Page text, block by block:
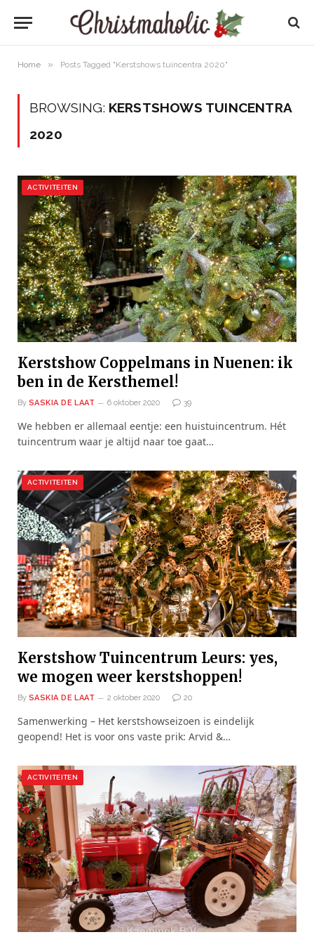
Home » Posts Tagged "Kerstshows tuincentra 2020"
BROWSING: KERSTSHOWS TUINCENTRA
2020
ACTIVITEITEN
Kerstshow Coppelmans in Nuenen: ik
ben in de Kersthemel!
By SASKIA DE LAAT 6 oktober 2020 39
We hebben er allemaal eentje: een huistuincentrum. Hét
tuincentrum waar je altijd naar toe gaat…
ACTIVITEITEN
Kerstshow Tuincentrum Leurs: yes,
we mogen weer kerstshoppen!
By SASKIA DE LAAT 2 oktober 2020 20
Samenwerking – Het kerstshowseizoen is eindelijk
geopend! Het is voor ons vaste prik: Arvid &…
ACTIVITEITEN